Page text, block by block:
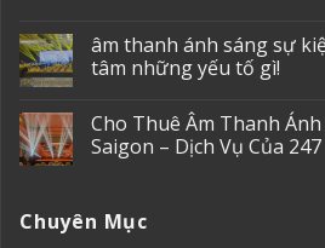
âm thanh ánh sáng sự
tâm những yếu tố gì!
Cho Thuê Âm Thanh
Saigon – Dịch Vụ Của
Chuyên Mục